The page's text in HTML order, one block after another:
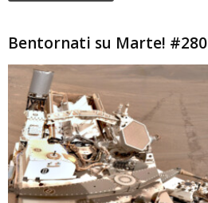
Bentornati su Marte! #280